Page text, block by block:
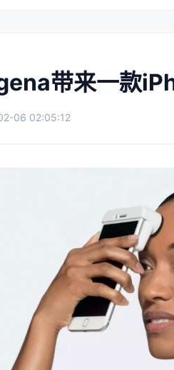
带来一款
06 02:05:12